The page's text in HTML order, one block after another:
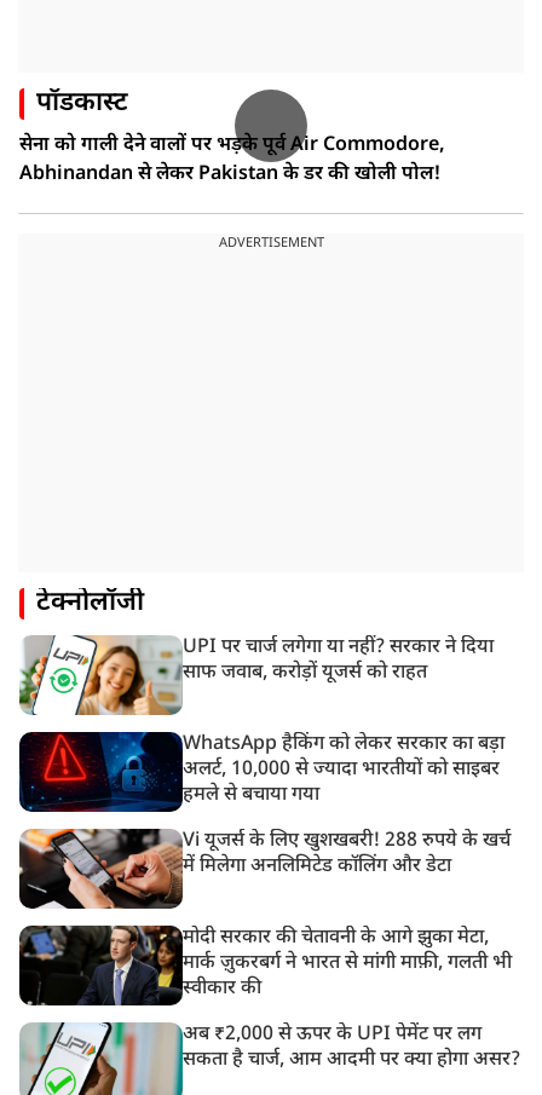
पॉडकास्ट
सेना को गाली देने वालों पर भड़के पूर्व Air Commodore,
Abhinandan से लेकर Pakistan के डर की खोली पोल!
ADVERTISEMENT
टेक्नोलॉजी
UPI पर चार्ज लगेगा या नहीं? सरकार ने दिया
साफ जवाब, करोड़ों यूजर्स को राहत
WhatsApp हैकिंग को लेकर सरकार का बड़ा
अलर्ट, 10,000 से ज्यादा भारतीयों को साइबर
हमले से बचाया गया
Vi यूजर्स के लिए खुशखबरी! 288 रुपये के खर्च
में मिलेगा अनलिमिटेड कॉलिंग और डेटा
मोदी सरकार की चेतावनी के आगे झुका मेटा,
मार्क ज़ुकरबर्ग ने भारत से मांगी माफ़ी, गलती भी
स्वीकार की
अब ₹2,000 से ऊपर के UPI पेमेंट पर लग
सकता है चार्ज, आम आदमी पर क्या होगा असर?